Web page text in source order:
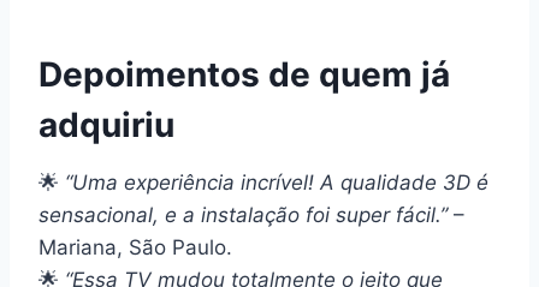
Depoimentos de quem já
adquiriu
🌟 “Uma experiência incrível! A qualidade 3D é
sensacional, e a instalação foi super fácil.”–
Mariana, São Paulo.
🌟 “Essa TV mudou totalmente o jeito que